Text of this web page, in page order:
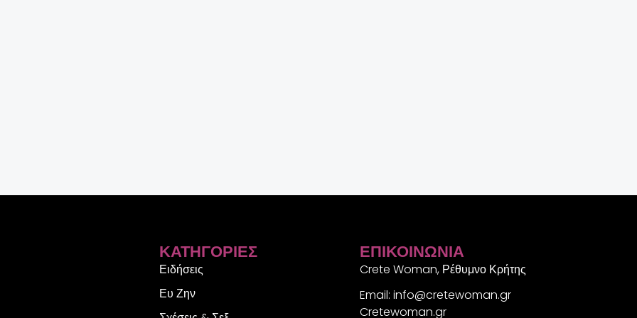
ΚΑΤΗΓΟΡΊΕΣ
Ειδήσεις
Ευ Ζην
ΕΠΙΚΟΙΝΩΝΊΑ
Crete Woman, Ρέθυμνο Κρήτης
Email: info@cretewoman.gr
Cretewoman.gr